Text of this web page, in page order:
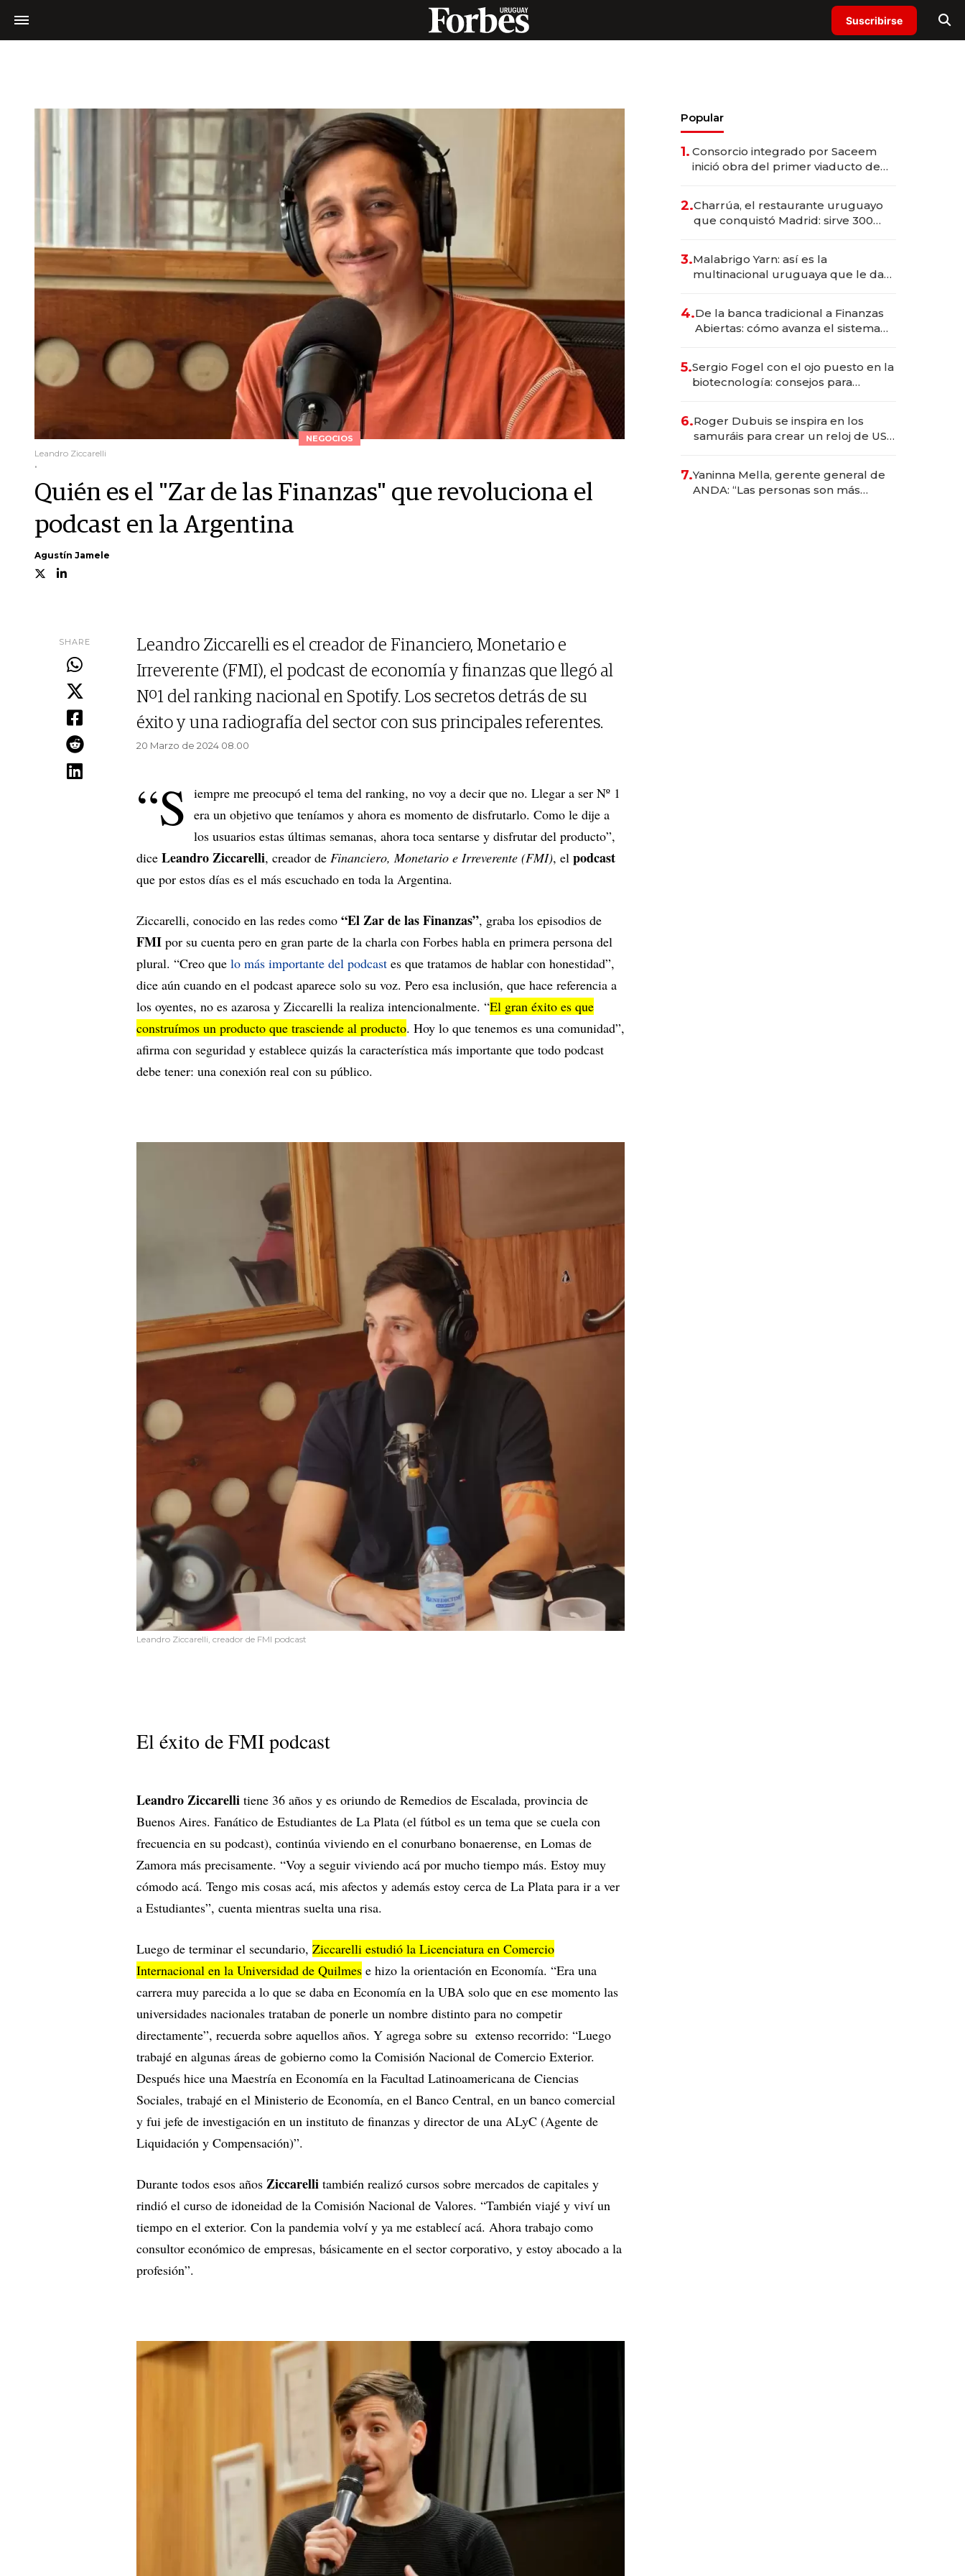
Suscribirse
NEGOCIOS
Leandro Ziccarelli
.
Quién es el "Zar de las Finanzas" que revoluciona el
podcast en la Argentina
Agustín Jamele
SHARE
Leandro Ziccarelli es el creador de Financiero, Monetario e
Irreverente (FMI), el podcast de economía y finanzas que llegó al
Nº1 del ranking nacional en Spotify. Los secretos detrás de su
éxito y una radiografía del sector con sus principales referentes.
20 Marzo de 2024 08.00
“S iempre me preocupó el tema del ranking, no voy a decir que no. Llegar a ser Nº 1
era un objetivo que teníamos y ahora es momento de disfrutarlo. Como le dije a
los usuarios estas últimas semanas, ahora toca sentarse y disfrutar del producto”,
dice Leandro Ziccarelli, creador de Financiero, Monetario e Irreverente (FMI), el podcast
que por estos días es el más escuchado en toda la Argentina.
Ziccarelli, conocido en las redes como “El Zar de las Finanzas”, graba los episodios de
FMI por su cuenta pero en gran parte de la charla con Forbes habla en primera persona del
plural. “Creo que lo más importante del podcast es que tratamos de hablar con honestidad”,
dice aún cuando en el podcast aparece solo su voz. Pero esa inclusión, que hace referencia a
los oyentes, no es azarosa y Ziccarelli la realiza intencionalmente. “El gran éxito es que
construímos un producto que trasciende al producto. Hoy lo que tenemos es una comunidad”,
afirma con seguridad y establece quizás la característica más importante que todo podcast
debe tener: una conexión real con su público.
Leandro Ziccarelli, creador de FMI podcast
El éxito de FMI podcast
Leandro Ziccarelli tiene 36 años y es oriundo de Remedios de Escalada, provincia de
Buenos Aires. Fanático de Estudiantes de La Plata (el fútbol es un tema que se cuela con
frecuencia en su podcast), continúa viviendo en el conurbano bonaerense, en Lomas de
Zamora más precisamente. “Voy a seguir viviendo acá por mucho tiempo más. Estoy muy
cómodo acá. Tengo mis cosas acá, mis afectos y además estoy cerca de La Plata para ir a ver
a Estudiantes”, cuenta mientras suelta una risa.
Luego de terminar el secundario, Ziccarelli estudió la Licenciatura en Comercio
Internacional en la Universidad de Quilmes e hizo la orientación en Economía. “Era una
carrera muy parecida a lo que se daba en Economía en la UBA solo que en ese momento las
universidades nacionales trataban de ponerle un nombre distinto para no competir
directamente”, recuerda sobre aquellos años. Y agrega sobre su extenso recorrido: “Luego
trabajé en algunas áreas de gobierno como la Comisión Nacional de Comercio Exterior.
Después hice una Maestría en Economía en la Facultad Latinoamericana de Ciencias
Sociales, trabajé en el Ministerio de Economía, en el Banco Central, en un banco comercial
y fui jefe de investigación en un instituto de finanzas y director de una ALyC (Agente de
Liquidación y Compensación)”.
Durante todos esos años Ziccarelli también realizó cursos sobre mercados de capitales y
rindió el curso de idoneidad de la Comisión Nacional de Valores. “También viajé y viví un
tiempo en el exterior. Con la pandemia volví y ya me establecí acá. Ahora trabajo como
consultor económico de empresas, básicamente en el sector corporativo, y estoy abocado a la
profesión”.
Popular
1. Consorcio integrado por Saceem
inició obra del primer viaducto de
millones
2.Charrúa, el restaurante uruguayo
que conquistó Madrid: sirve 300
prepara apertura
3.Malabrigo Yarn: así es la
multinacional uruguaya que le da
4.De la banca tradicional a Finanzas
Abiertas: cómo avanza el sistema
5.Sergio Fogel con el ojo puesto en la
biotecnología: consejos para
6.Roger Dubuis se inspira en los
samuráis para crear un reloj de US$
7.Yaninna Mella, gerente general de
ANDA: “Las personas son más